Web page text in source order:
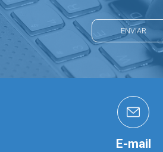
E-mail